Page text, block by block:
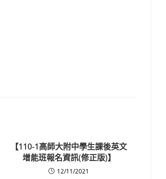
【110-1高師大附中學生課後英文
增能班報名資訊(修正版)】
12/11/2021